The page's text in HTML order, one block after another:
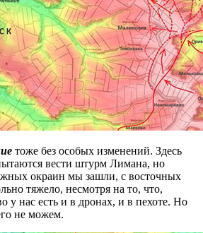
тоже без особых изменений. Здесь
вести штурм Лимана, но
окраин мы зашли, с восточных
тяжело, несмотря на то, что,
у нас есть и в дронах, и в пехоте. Но
не можем.